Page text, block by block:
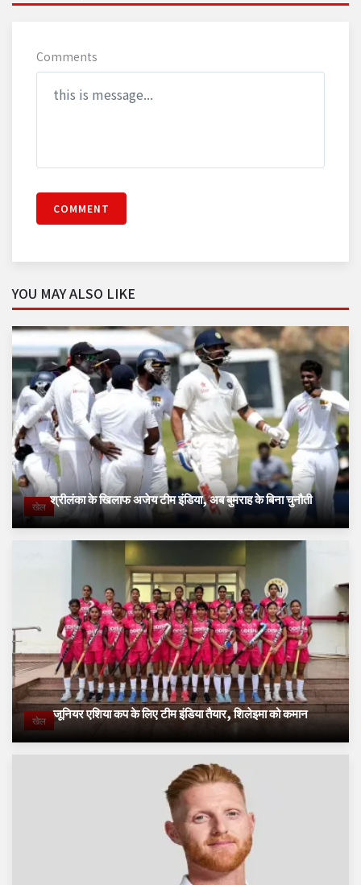
Comments
COMMENT
YOU MAY ALSO LIKE
खेल श्रीलंका के खिलाफ अजेय टीम इंडिया, अब बुमराह के बिना चुनौती
खेल जूनियर एशिया कप के लिए टीम इंडिया तैयार, शिलेइमा को कमान